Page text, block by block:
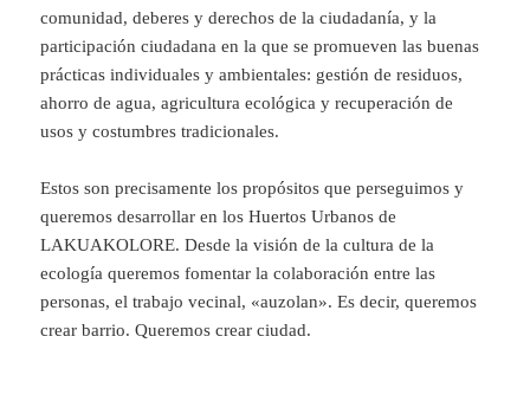
comunidad, deberes y derechos de la ciudadanía, y la
participación ciudadana en la que se promueven las buenas
prácticas individuales y ambientales: gestión de residuos,
ahorro de agua, agricultura ecológica y recuperación de
usos y costumbres tradicionales.
Estos son precisamente los propósitos que perseguimos y
queremos desarrollar en los Huertos Urbanos de
LAKUAKOLORE. Desde la visión de la cultura de la
ecología queremos fomentar la colaboración entre las
personas, el trabajo vecinal, «auzolan». Es decir, queremos
crear barrio. Queremos crear ciudad.